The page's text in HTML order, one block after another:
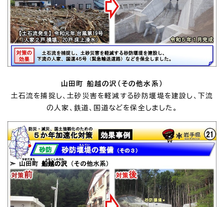
山田町 船越の沢（その他水系）
土石流を捕捉し、土砂災害を軽減する砂防堰堤を建設し、下流
の人家、鉄道、国道などを保全しました。